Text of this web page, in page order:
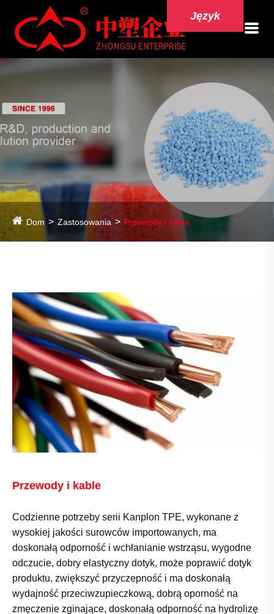
Język
Dom Zastosowania Przewody i kable
Przewody i kable
Codzienne potrzeby serii Kanplon TPE, wykonane z
wysokiej jakości surowców importowanych, ma
doskonałą odporność i wchłanianie wstrząsu, wygodne
odczucie, dobry elastyczny dotyk, może poprawić dotyk
produktu, zwiększyć przyczepność i ma doskonałą
wydajność przeciwzupieczkową, dobrą oporność na
zmęczenie zginające, doskonałą odporność na hydrolizę